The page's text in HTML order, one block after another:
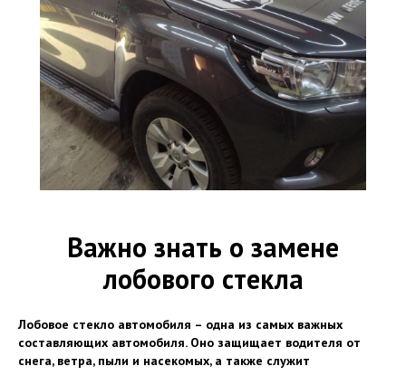
Важно знать о замене
лобового стекла
Лобовое стекло автомобиля – одна из самых важных
составляющих автомобиля. Оно защищает водителя от
снега, ветра, пыли и насекомых, а также служит